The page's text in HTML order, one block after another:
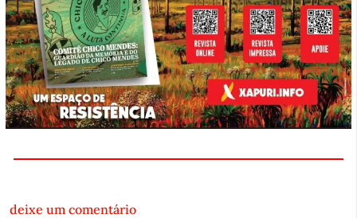
deixe um comentário